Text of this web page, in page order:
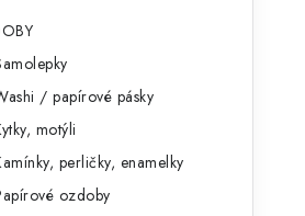
/ papírové pásky
motýli
perličky, enamelky
ozdoby